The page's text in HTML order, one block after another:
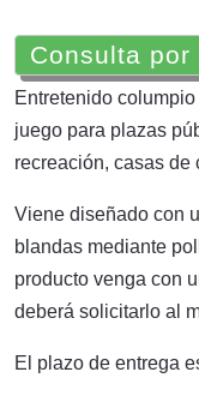
Consulta
Entretenido
juego para plazas
recreación, casas de
Viene diseñado con
blandas mediante
producto venga con
deberá solicitarlo al
El plazo de entrega